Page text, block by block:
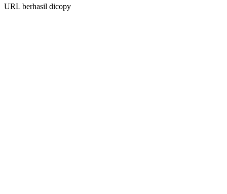
URL berhasil dicopy